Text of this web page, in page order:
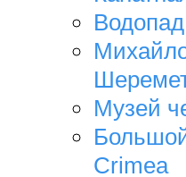
Музей
Crimea